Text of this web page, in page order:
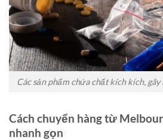
Các sản phẩm chứa chất kích kích,
Cách chuyển hàng từ
nhanh gọn